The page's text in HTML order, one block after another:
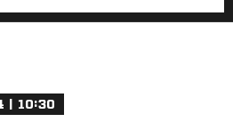
| 10:30